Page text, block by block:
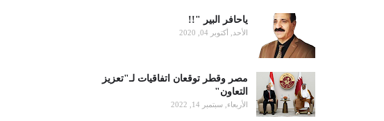
ياحافر البير "!!
الأحد, أكتوبر 04, 2020
مصر وقطر توقعان اتفاقيات لـ"تعزيز
التعاون"
الأربعاء, سبتمبر 14, 2022